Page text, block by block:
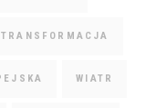
TRANSFORMACJA
WIATR